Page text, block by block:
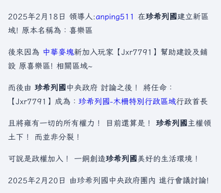
2025年2月18日 領導人:anping511 在珍希列國 建立新區
域! 原本名稱為：喜樂區
後來因為 中華麥塊新加入玩家【Jxr7791】幫助建設及鋪
設 原喜樂區! 相關區域~
而後由 珍希列國 中央政府 討論之後！ 將任命：
【Jxr7791】成為： 珍希列國-木柵特別行政區域行政首長
且將雍有一切的所有權力！ 目前還算是！ 珍希列國 主權領
土下！ 而並非分裂！
可說是政權加入！ 一銅創造珍希列國 美好的生活環境！
2025年2月20日 由珍希列國中央政府團內 進行會議討論!